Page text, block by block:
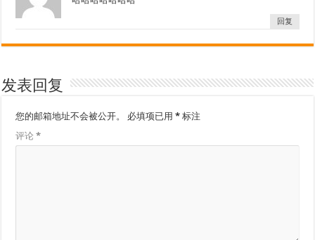
回复
发表回复
您的邮箱地址不会被公开。 必填项已用* 标注
评论*